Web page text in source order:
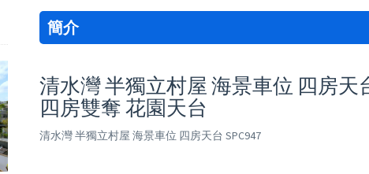
簡介
清水灣 半獨立村屋 海景車位 四房天
四房雙奪 花園天台
清水灣 半獨立村屋 海景車位 四房天台 SPC947